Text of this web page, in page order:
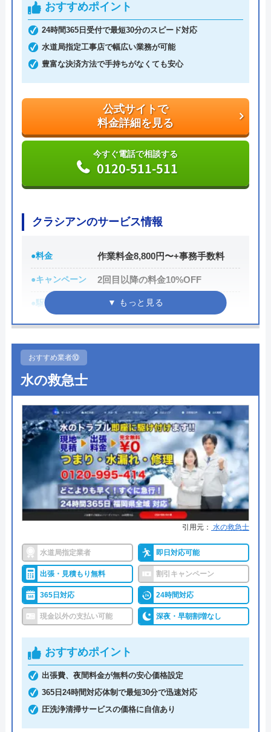
り、水道トラブルは24時間以内に対応してくれるた
め、緊急時でも素早く対応してくれるでしょう。
ホームページ上には詳細があまり書かれていいない
公式サイトで
料金詳細を見る
今すぐ電話で相談する
0120-74-6211
運営会社 株式会社熱研メンテナンス
代表者 三浦吉克
創業・設立 昭和54年05月創業 平成2年04月設立
本社所在地
〒401-0302
おすすめポイント
24時間365日受付で最短30分のスピード対応
水道局指定工事店で幅広い業務が可能
豊富な決済方法で手持ちがなくても安心
公式サイトで
料金詳細を見る
今すぐ電話で相談する
0120-511-511
クラシアンのサービス情報
●料金 作業料金8,800円〜+事務手数料
●キャンペーン 2回目以降の料金10%OFF
●駆けつけ時間 最短30分
●受付時間 24時間
●定休日
●出張見積もり
がございます
●支払い方法
現金、クレジットカード、コンビ
ニ決済、QRコード決済、ショッピ
ングローン、デビットカード決
済、銀行決済
●累計実績
依頼件数194万件以上（2023年累
計）
詳細は公式HPでご確認ください
クラシアンがおすすめの理由
クラシアンはTVCMを放送しており、その知名度の
企業も利用しており、そういった点でも間違いなく
悪質な業者ではありません。
作業にかかる金額自体は他の業者とそれほど変わら
ず、残念ながら割引等もありませんが、2回目以降
おすすめ業者⑩
水の救急士
引用元： 水の救急士
水道局指定業者 即日対応可能
出張・見積もり無料 割引キャンペーン
365日対応 24時間対応
現金以外の支払い可能 深夜・早朝割増なし
おすすめポイント
出張費、夜間料金が無料の安心価格設定
365日24時間対応体制で最短30分で迅速対応
圧洗浄清掃サービスの価格に自信あり